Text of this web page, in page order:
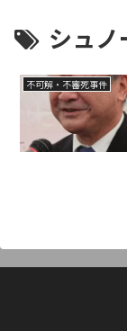
シュ
不可解・不審死事件